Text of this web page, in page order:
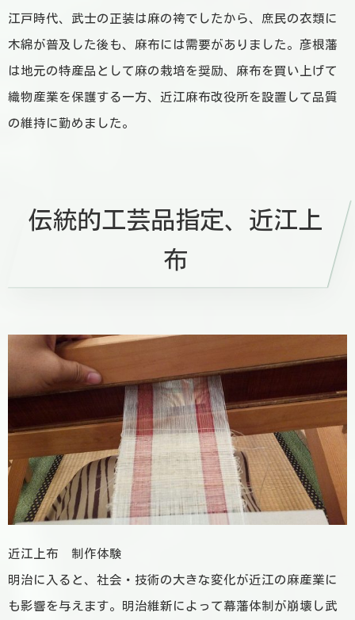
江戸時代、武士の正装は麻の袴でしたから、庶民の衣類に
木綿が普及した後も、麻布には需要がありました。彦根藩
は地元の特産品として麻の栽培を奨励、麻布を買い上げて
織物産業を保護する一方、近江麻布改役所を設置して品質
の維持に勤めました。
伝統的工芸品指定、近江上
布
近江上布 制作体験
明治に入ると、社会・技術の大きな変化が近江の麻産業に
も影響を与えます。明治維新によって幕藩体制が崩壊し武